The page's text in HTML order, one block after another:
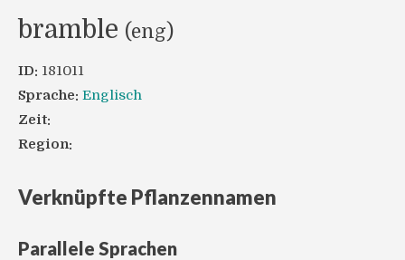
bramble (eng)
ID: 181011
Sprache: Englisch
Zeit:
Region:
Verknüpfte Pflanzennamen
Parallele Sprachen